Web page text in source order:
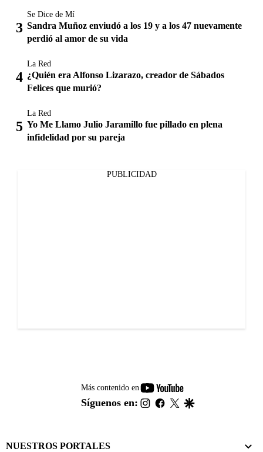
Se Dice de Mí
Sandra Muñoz enviudó a los 19 y a los 47 nuevamente
perdió al amor de su vida
La Red
¿Quién era Alfonso Lizarazo, creador de Sábados
Felices que murió?
La Red
Yo Me Llamo Julio Jaramillo fue pillado en plena
infidelidad por su pareja
PUBLICIDAD
Más contenido en
youtube-
footer
Síguenos en: instagram
facebook
twitter
NUESTROS PORTALES